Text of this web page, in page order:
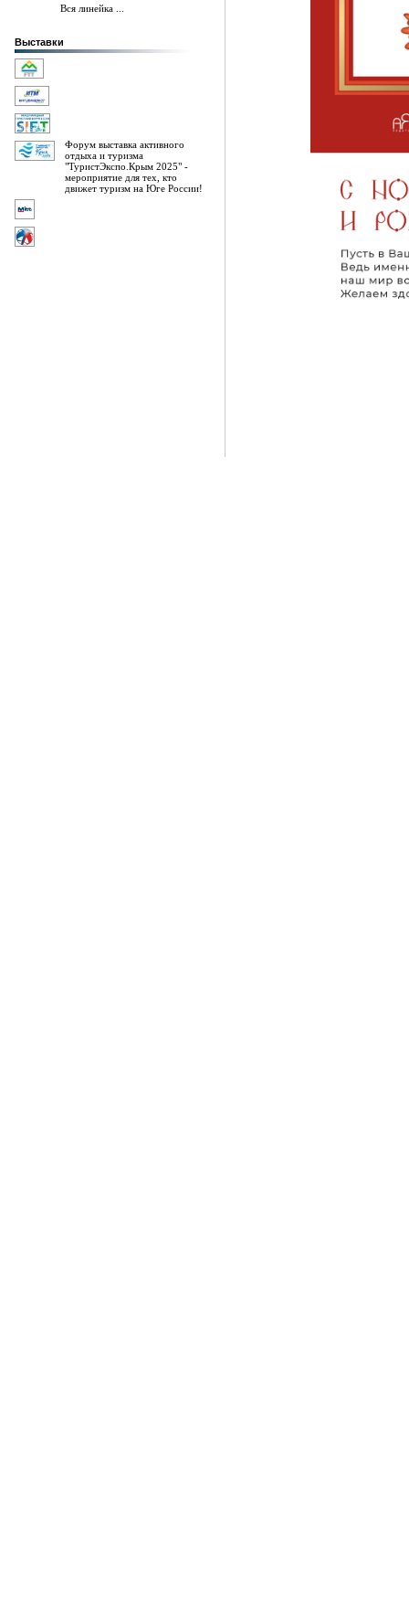
Вся линейка ...
Выставки
Форум выставка активного
отдыха и туризма
"ТуристЭкспо.Крым 2025" -
мероприятие для тех, кто
движет туризм на Юге России!